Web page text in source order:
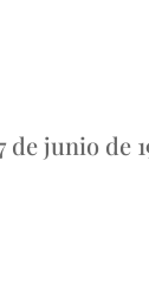
junio de